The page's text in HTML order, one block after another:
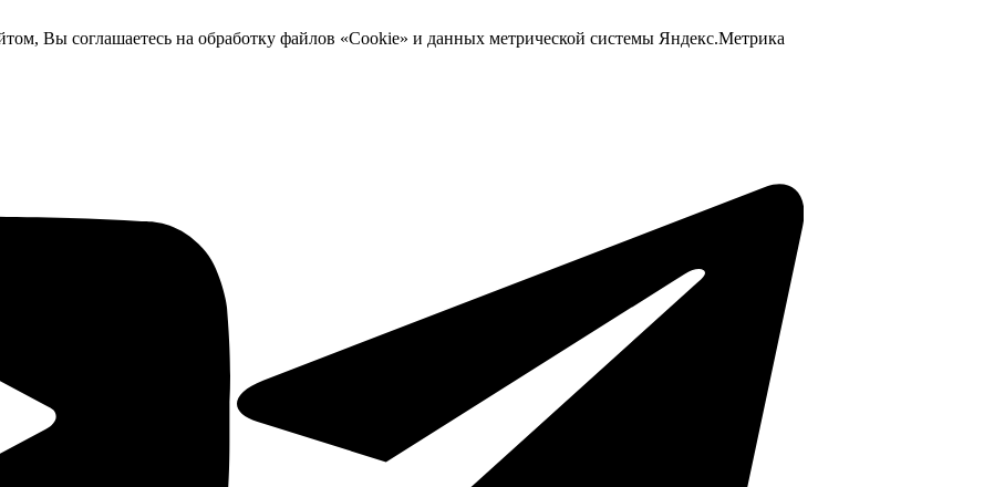
Вы соглашаетесь на обработку файлов «Cookie» и данных метрической системы Яндекс.Метрика